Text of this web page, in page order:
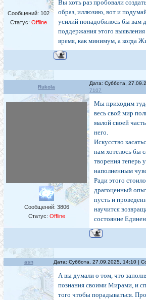
Сообщений: 102
Статус: Offline
Вы хоть раз пробовали
образ, иллюзию, вот и
усилий понадобилось бы вам
поддержания этого
время, как минимум, а когда
Rukola
Дата: Суббота,
7107
Сообщений: 3806
Статус: Offline
Мы приходим
весь свой мир
малой своей
него.
Искусство
нам хотелось бы
творения теперь
наполненным
Ради этого
драгоценный
пусть и
научится
состояние
asn Дата: Суббота, 27.09.2025, 14:10 |
А вы думали о том, что
познания своими Мирами, и
того чтобы порадываться.